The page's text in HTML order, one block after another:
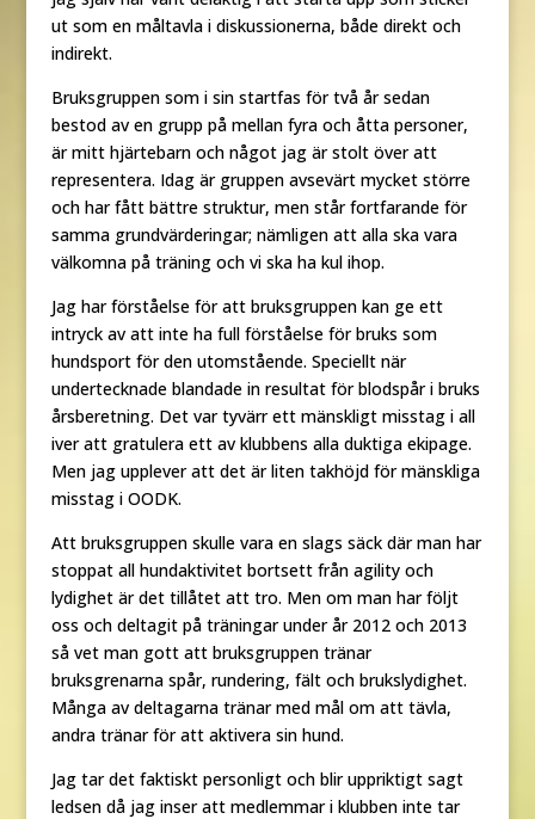
ut som en måltavla i diskussionerna, både direkt och
indirekt.
Bruksgruppen som i sin startfas för två år sedan
bestod av en grupp på mellan fyra och åtta personer,
är mitt hjärtebarn och något jag är stolt över att
representera. Idag är gruppen avsevärt mycket större
och har fått bättre struktur, men står fortfarande för
samma grundvärderingar; nämligen att alla ska vara
välkomna på träning och vi ska ha kul ihop.
Jag har förståelse för att bruksgruppen kan ge ett
intryck av att inte ha full förståelse för bruks som
hundsport för den utomstående. Speciellt när
undertecknade blandade in resultat för blodspår i bruks
årsberetning. Det var tyvärr ett mänskligt misstag i all
iver att gratulera ett av klubbens alla duktiga ekipage.
Men jag upplever att det är liten takhöjd för mänskliga
misstag i OODK.
Att bruksgruppen skulle vara en slags säck där man har
stoppat all hundaktivitet bortsett från agility och
lydighet är det tillåtet att tro. Men om man har följt
oss och deltagit på träningar under år 2012 och 2013
så vet man gott att bruksgruppen tränar
bruksgrenarna spår, rundering, fält och brukslydighet.
Många av deltagarna tränar med mål om att tävla,
andra tränar för att aktivera sin hund.
Jag tar det faktiskt personligt och blir uppriktigt sagt
ledsen då jag inser att medlemmar i klubben inte tar